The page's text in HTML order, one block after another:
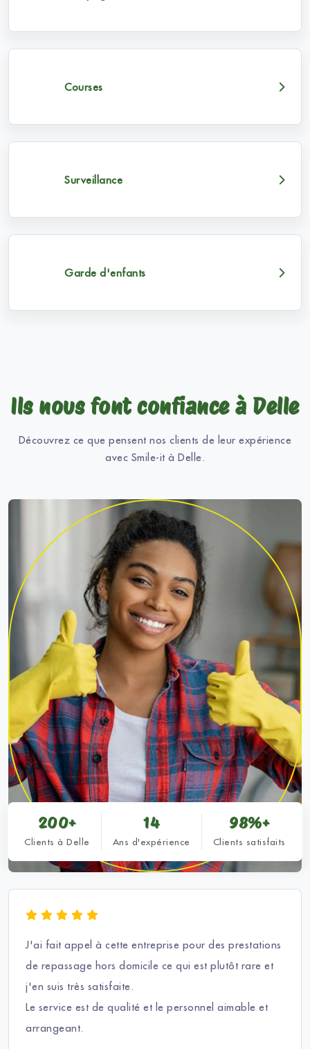
Courses
Surveillance
Garde d'enfants
Ils nous font confiance à Delle
Découvrez ce que pensent nos clients de leur expérience
avec Smile-it à Delle.
200+
Clients à Delle
14
Ans d'expérience
98%+
Clients satisfaits
J'ai fait appel à cette entreprise pour des prestations
de repassage hors domicile ce qui est plutôt rare et
j'en suis très satisfaite.
Le service est de qualité et le personnel aimable et
arrangeant.